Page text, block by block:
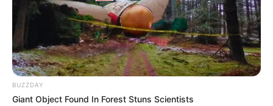
Rudolstadt
Die vom Schloss Heidecksburg überragte
einstige Residenzstadt konnte viel von
ihrer Ursprünglichkeit bewahren.
Schloss Heidecksburg
BUZZDAY
Giant Object Found In Forest Stuns Scientists